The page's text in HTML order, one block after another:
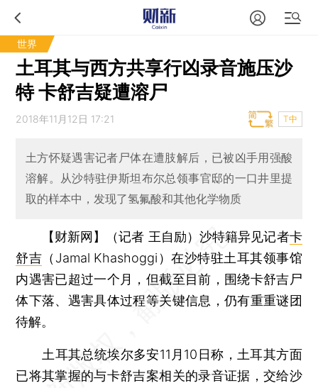
世界
土耳其与西方共享行凶录音施压沙
特 卡舒吉疑遭溶尸
2018年11月12日 17:21 T中
土方怀疑遇害记者尸体在遭肢解后，已被凶手用强酸
溶解。从沙特驻伊斯坦布尔总领事官邸的一口井里提
取的样本中，发现了氢氟酸和其他化学物质
【财新网】（记者 王自励） 沙特籍异见记者卡
舒吉 （Jamal Khashoggi）在沙特驻土耳其领事馆
内遇害已超过一个月，但截至目前，围绕卡舒吉尸
体下落、遇害具体过程等关键信息，仍有重重谜团
待解。
土耳其总统埃尔多安11月10日称，土耳其方面
已将其掌握的与卡舒吉案相关的录音证据，交给沙